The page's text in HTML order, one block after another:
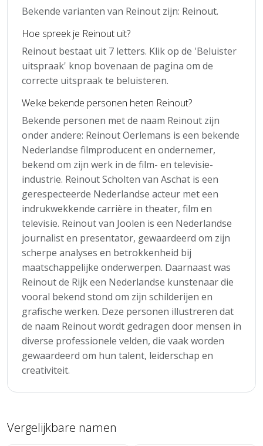
Bekende varianten van Reinout zijn: Reinout.
Hoe spreek je Reinout uit?
Reinout bestaat uit 7 letters. Klik op de 'Beluister
uitspraak' knop bovenaan de pagina om de
correcte uitspraak te beluisteren.
Welke bekende personen heten Reinout?
Bekende personen met de naam Reinout zijn
onder andere: Reinout Oerlemans is een bekende
Nederlandse filmproducent en ondernemer,
bekend om zijn werk in de film- en televisie-
industrie. Reinout Scholten van Aschat is een
gerespecteerde Nederlandse acteur met een
indrukwekkende carrière in theater, film en
televisie. Reinout van Joolen is een Nederlandse
journalist en presentator, gewaardeerd om zijn
scherpe analyses en betrokkenheid bij
maatschappelijke onderwerpen. Daarnaast was
Reinout de Rijk een Nederlandse kunstenaar die
vooral bekend stond om zijn schilderijen en
grafische werken. Deze personen illustreren dat
de naam Reinout wordt gedragen door mensen in
diverse professionele velden, die vaak worden
gewaardeerd om hun talent, leiderschap en
creativiteit.
Vergelijkbare namen